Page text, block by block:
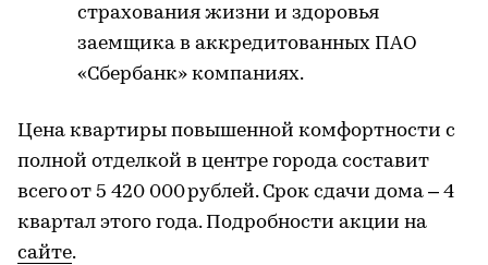
страхования жизни и здоровья
заемщика в аккредитованных ПАО
«Сбербанк» компаниях.
Цена квартиры повышенной комфортности с
полной отделкой в центре города составит
всего от 5 420 000 рублей. Срок сдачи дома – 4
квартал этого года. Подробности акции на
сайте.